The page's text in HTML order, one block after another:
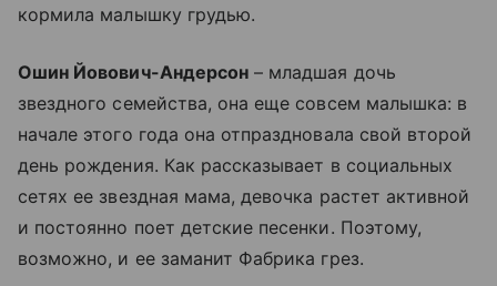
кормила малышку грудью.
Ошин Йовович-Андерсон – младшая дочь
звездного семейства, она еще совсем малышка: в
начале этого года она отпраздновала свой второй
день рождения. Как рассказывает в социальных
сетях ее звездная мама, девочка растет активной
и постоянно поет детские песенки. Поэтому,
возможно, и ее заманит Фабрика грез.